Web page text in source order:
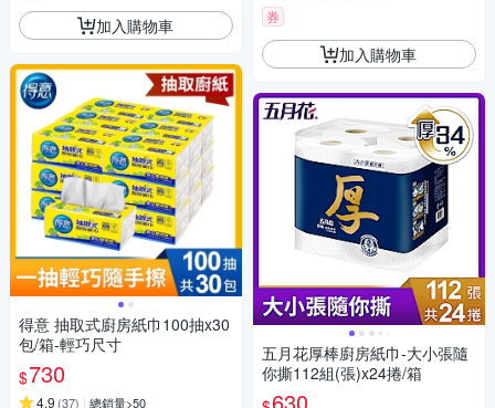
加入購物車
得意 抽取式廚房紙巾100抽x30
包/箱-輕巧尺寸
$730
4.9 (37) 總銷量>50
券
加入購物車
五月花厚棒廚房紙巾-大小張隨
你撕112組(張)x24捲/箱